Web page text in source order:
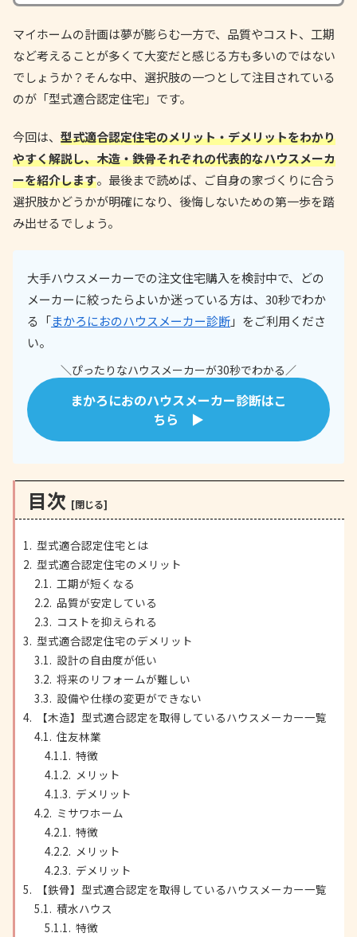
マイホームの計画は夢が膨らむ一方で、品質やコスト、工期
など考えることが多くて大変だと感じる方も多いのではない
でしょうか？そんな中、選択肢の一つとして注目されている
のが「型式適合認定住宅」です。
今回は、 型式適合認定住宅のメリット・デメリットをわかり
やすく解説し、木造・鉄骨それぞれの代表的なハウスメーカ
ーを紹介します。最後まで読めば、ご自身の家づくりに合う
選択肢かどうかが明確になり、後悔しないための第一歩を踏
み出せるでしょう。
大手ハウスメーカーでの注文住宅購入を検討中で、どの
メーカーに絞ったらよいか迷っている方は、30秒でわか
る「まかろにおのハウスメーカー診断」をご利用くださ
い。
＼ぴったりなハウスメーカーが30秒でわかる／
まかろにおのハウスメーカー診断はこ
ちら ▶
目次
型式適合認定住宅とは
型式適合認定住宅のメリット
工期が短くなる
品質が安定している
コストを抑えられる
型式適合認定住宅のデメリット
設計の自由度が低い
将来のリフォームが難しい
設備や仕様の変更ができない
【木造】型式適合認定を取得しているハウスメーカー一覧
住友林業
特徴
メリット
デメリット
ミサワホーム
特徴
メリット
デメリット
【鉄骨】型式適合認定を取得しているハウスメーカー一覧
積水ハウス
特徴